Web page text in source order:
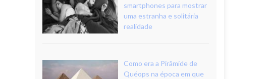
smartphones para mostrar
uma estranha e solitária
realidade
Como era a Pirâmide de
Quéops na época em que